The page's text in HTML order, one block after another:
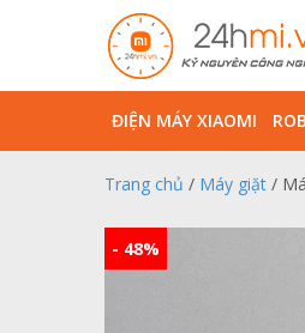
ĐIỆN MÁY XIAOMI
Trang chủ / Máy giặt /
- 48%